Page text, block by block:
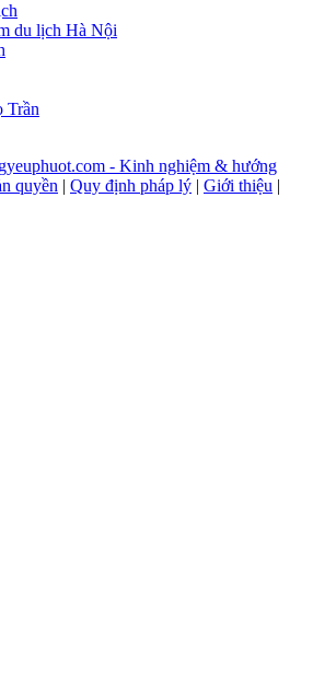
du lịch Hà Nội
Trần
- Kinh nghiệm & hướng
quyền | Quy định pháp lý | Giới thiệu |